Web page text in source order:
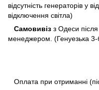
відсутність генераторів у
відключення світла)
Самовивіз з Одеси
менеджером. (Генуезька 3-
Оплата при отриманні